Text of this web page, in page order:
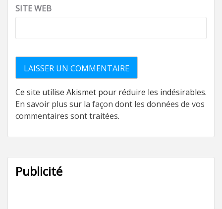
SITE WEB
Ce site utilise Akismet pour réduire les indésirables.
En savoir plus sur la façon dont les données de vos
commentaires sont traitées.
Publicité